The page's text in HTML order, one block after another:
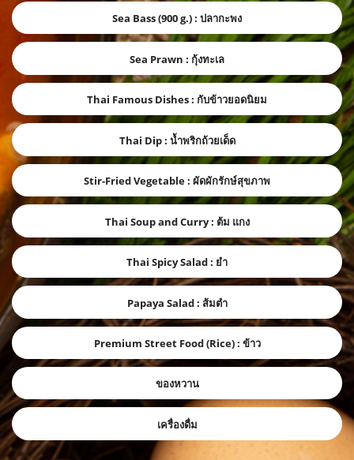
Sea Bass (900 g.) : ปลากะพง
Sea Prawn : กุ้งทะเล
Thai Famous Dishes : กับข้าวยอดนิยม
Thai Dip : น้ำพริกถ้วยเด็ด
Stir-Fried Vegetable : ผัดผักรักษ์สุขภาพ
Thai Soup and Curry : ต้ม แกง
Thai Spicy Salad : ยำ
Papaya Salad : ส้มตำ
Premium Street Food (Rice) : ข้าว
ของหวาน
เครื่องดื่ม